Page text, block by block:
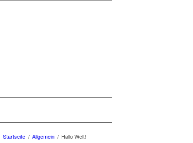
Startseite / Allgemein / Hallo Welt!